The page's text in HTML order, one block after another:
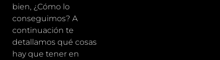
bien, ¿Cómo lo
conseguimos? A
continuación te
detallamos qué cosas
hay que tener en